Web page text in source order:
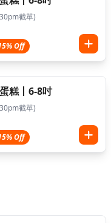
截單)
Off
糕丨6-8吋
截單)
Off